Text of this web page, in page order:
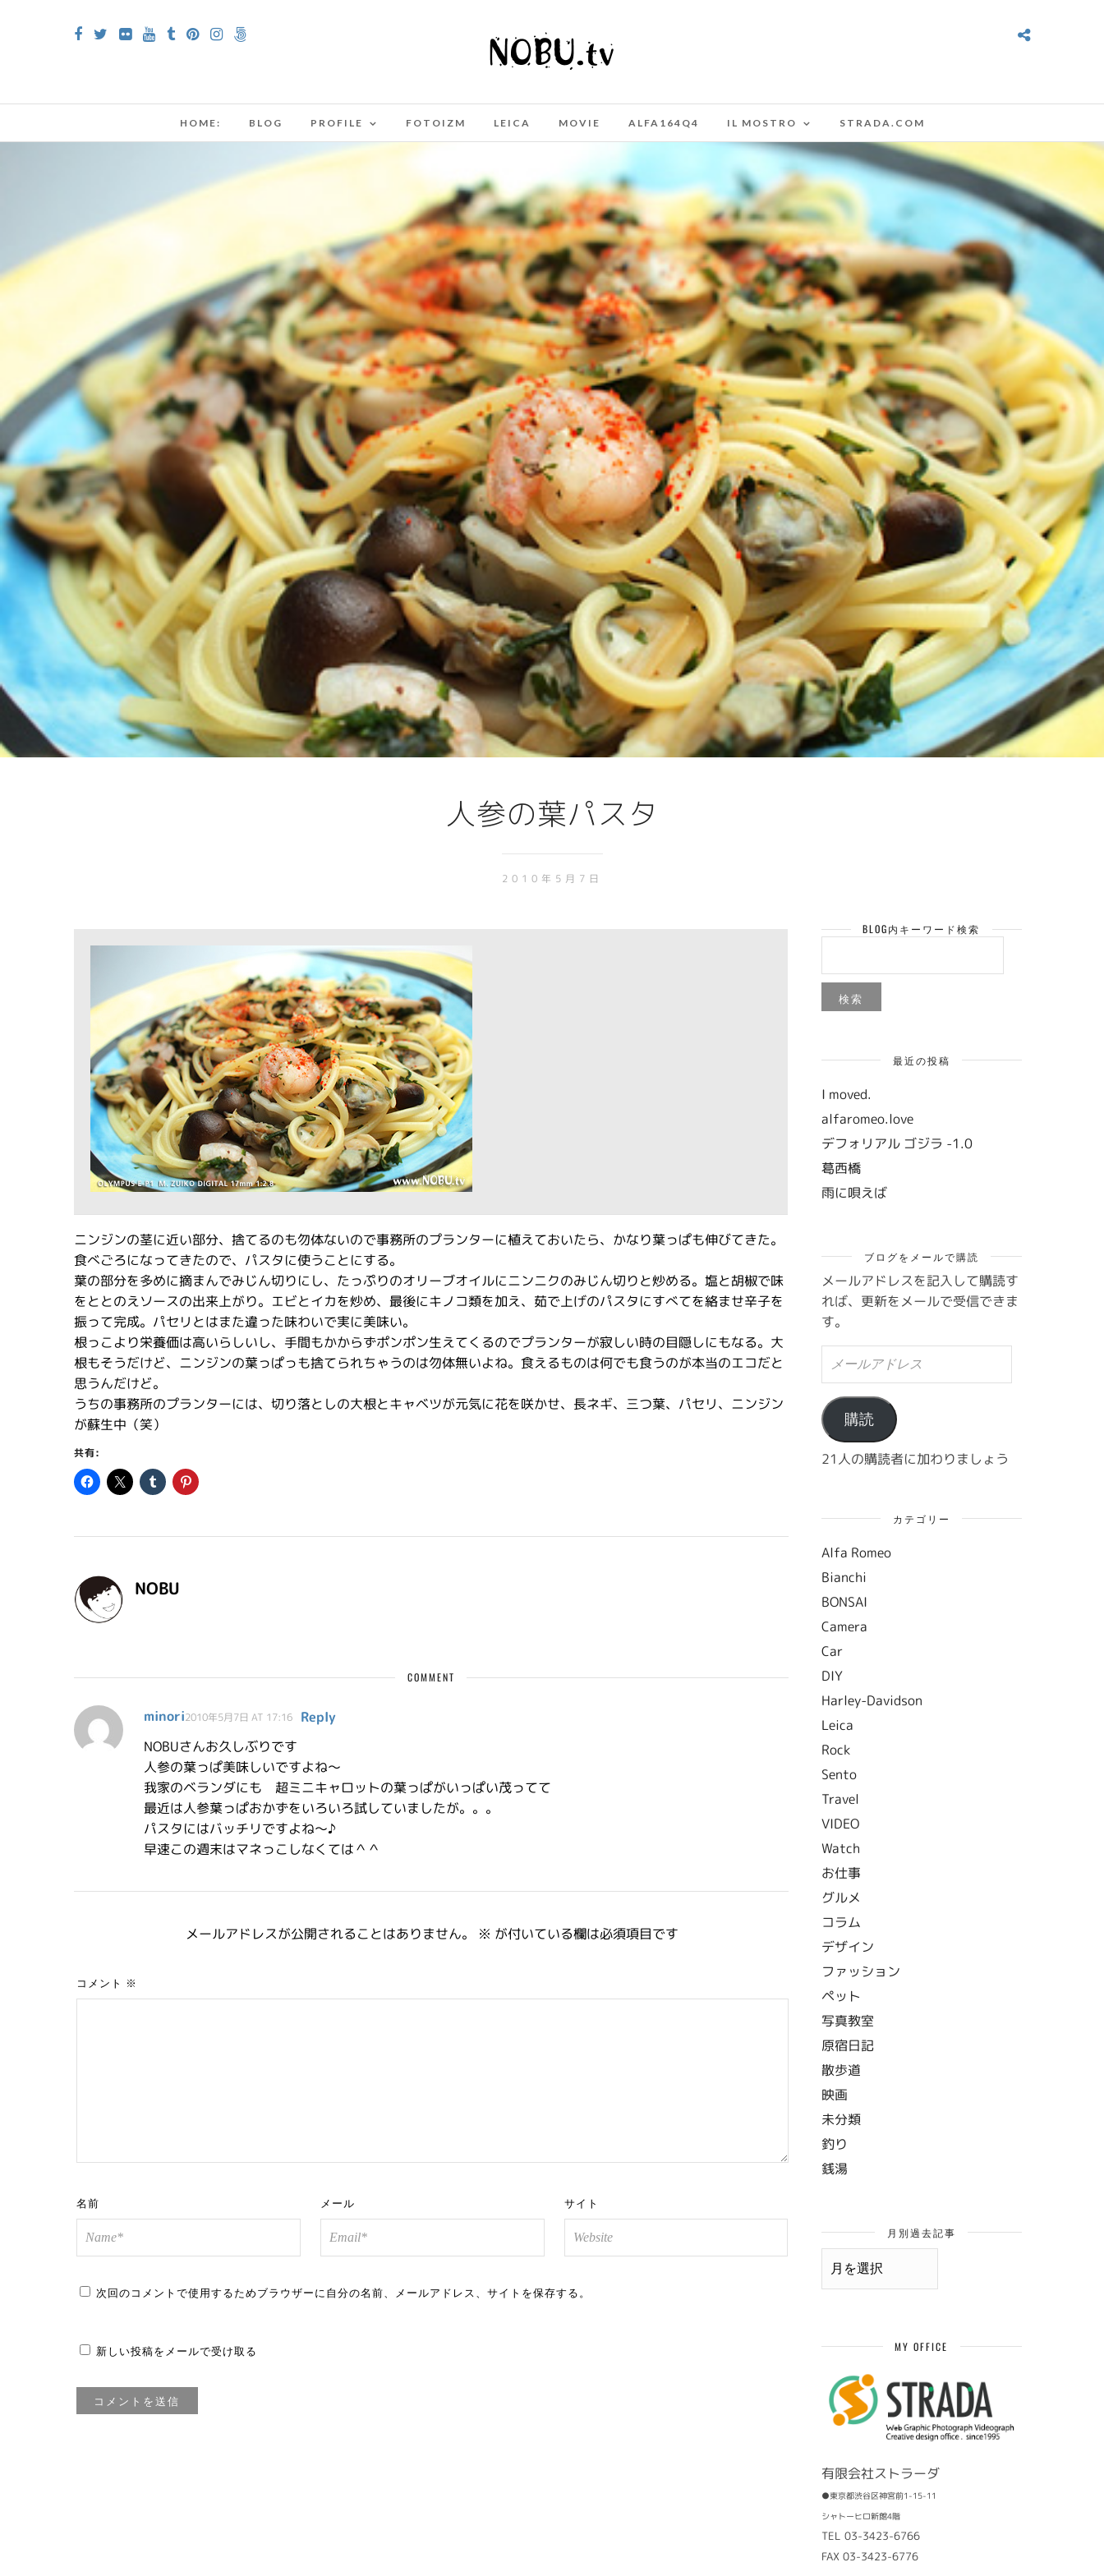
HOME: BLOG PROFILE FOTOIZM LEICA MOVIE ALFA164Q4 IL MOSTRO STRADA.COM
人参の葉パスタ
2010年5月7日
ニンジンの茎に近い部分、捨てるのも勿体ないので事務所のプランターに植えておいたら、かなり葉っぱも伸びてきた。
食べごろになってきたので、パスタに使うことにする。
葉の部分を多めに摘まんでみじん切りにし、たっぷりのオリーブオイルにニンニクのみじん切りと炒める。塩と胡椒で味
をととのえソースの出来上がり。エビとイカを炒め、最後にキノコ類を加え、茹で上げのパスタにすべてを絡ませ辛子を
振って完成。パセリとはまた違った味わいで実に美味い。
根っこより栄養価は高いらしいし、手間もかからずポンポン生えてくるのでプランターが寂しい時の目隠しにもなる。大
根もそうだけど、ニンジンの葉っぱっも捨てられちゃうのは勿体無いよね。食えるものは何でも食うのが本当のエコだと
思うんだけど。
うちの事務所のプランターには、切り落としの大根とキャベツが元気に花を咲かせ、長ネギ、三つ葉、パセリ、ニンジン
が蘇生中（笑）
共有:
NOBU
COMMENT
minori2010年5月7日 AT 17:16
Reply
NOBUさんお久しぶりです
人参の葉っぱ美味しいですよね～
我家のベランダにも 超ミニキャロットの葉っぱがいっぱい茂ってて
最近は人参葉っぱおかずをいろいろ試していましたが。。。
パスタにはバッチリですよね～♪
早速この週末はマネっこしなくては＾＾
メールアドレスが公開されることはありません。 ※ が付いている欄は必須項目です
コメント ※
名前 メール サイト
次回のコメントで使用するためブラウザーに自分の名前、メールアドレス、サイトを保存する。
新しい投稿をメールで受け取る
BLOG内キーワード検索
最近の投稿
I moved.
alfaromeo.love
デフォリアル ゴジラ -1.0
葛西橋
雨に唄えば
ブログをメールで購読
メールアドレスを記入して購読す
れば、更新をメールで受信できま
す。
ル
ア
ド
レ
ス
購読
21人の購読者に加わりましょう
カテゴリー
Alfa Romeo
Bianchi
BONSAI
Camera
Car
DIY
Harley-Davidson
Leica
Rock
Sento
Travel
VIDEO
Watch
お仕事
グルメ
コラム
デザイン
ファッション
ペット
写真教室
原宿日記
散歩道
映画
未分類
釣り
銭湯
月別過去記事
月
MY OFFICE
有限会社ストラーダ
●東京都渋谷区神宮前1-15-11
シャトーヒロ新館4階
TEL 03-3423-6766
FAX 03-3423-6776